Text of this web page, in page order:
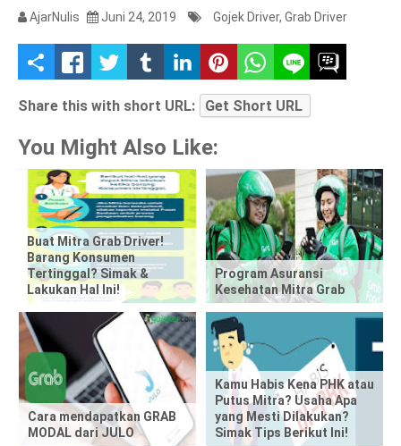
AjarNulis Juni 24, 2019 Gojek Driver, Grab Driver
S
h
h
i
p
o
Share this with short URL: Get Short URL
You Might Also Like:
Buat Mitra Grab Driver!
Barang Konsumen
Tertinggal? Simak &
Lakukan Hal Ini!
Program Asuransi
Kesehatan Mitra Grab
Cara mendapatkan GRAB
MODAL dari JULO
Kamu Habis Kena PHK atau
Putus Mitra? Usaha Apa
yang Mesti Dilakukan?
Simak Tips Berikut Ini!